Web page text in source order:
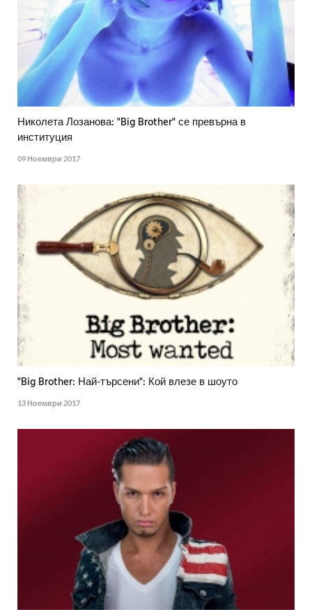
Николета Лозанова: "Big Brother" се превърна в
институция
09 Ноември 2017
"Big Brother: Най-търсени": Кой влезе в шоуто
13 Ноември 2017